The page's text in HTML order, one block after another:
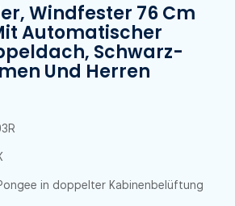
Windfester 76 Cm
Automatischer
Schwarz-
Und Herren
in doppelter Kabinenbelüftung